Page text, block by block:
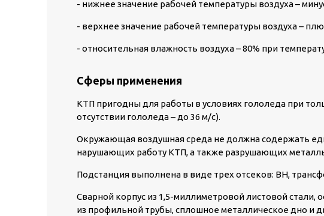
- нижнее значение рабочей температуры воздуха –
- верхнее значение рабочей температуры воздуха –
- относительная влажность воздуха – 80% при
Сферы применения
КТП пригодны для работы в условиях гололеда при
отсутствии гололеда – до 36 м/с).
Окружающая воздушная среда не должна содержать
нарушающих работу КТП, а также разрушающих
Подстанция выполнена в виде трех отсеков: ВН,
Сварной корпус из 1,5-миллиметровой листовой стали,
из профильной трубы, сплошное металлическое дно и